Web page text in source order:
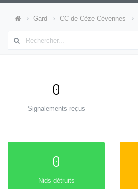
Gard CC de Cèze Cévennes
0
Signalements reçus
=
0
Nids détruits